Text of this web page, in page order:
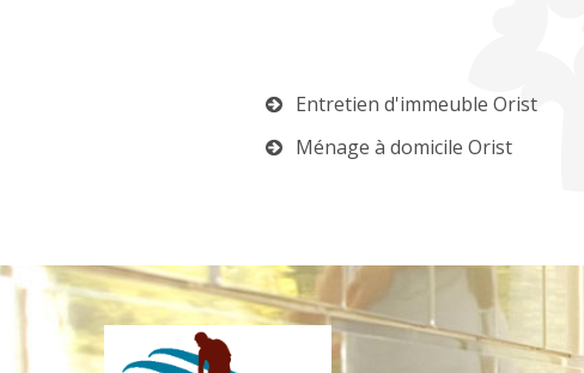
Entretien d'immeuble Orist
Ménage à domicile Orist